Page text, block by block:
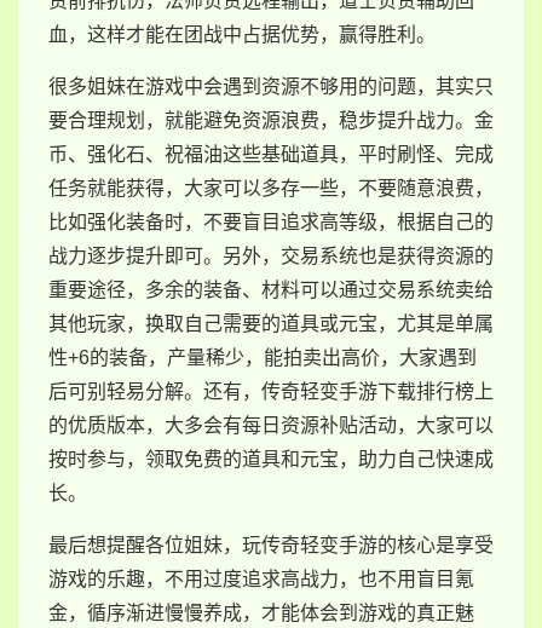
血，这样才能在团战中占据优势，赢得胜利。
很多姐妹在游戏中会遇到资源不够用的问题，其实只
要合理规划，就能避免资源浪费，稳步提升战力。金
币、强化石、祝福油这些基础道具，平时刷怪、完成
任务就能获得，大家可以多存一些，不要随意浪费，
比如强化装备时，不要盲目追求高等级，根据自己的
战力逐步提升即可。另外，交易系统也是获得资源的
重要途径，多余的装备、材料可以通过交易系统卖给
其他玩家，换取自己需要的道具或元宝，尤其是单属
性+6的装备，产量稀少，能拍卖出高价，大家遇到
后可别轻易分解。还有，传奇轻变手游下载排行榜上
的优质版本，大多会有每日资源补贴活动，大家可以
按时参与，领取免费的道具和元宝，助力自己快速成
长。
最后想提醒各位姐妹，玩传奇轻变手游的核心是享受
游戏的乐趣，不用过度追求高战力，也不用盲目氪
金，循序渐进慢慢养成，才能体会到游戏的真正魅